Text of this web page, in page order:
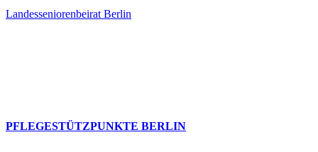
Landesseniorenbeirat Berlin
PFLEGESTÜTZPUNKTE BERLIN